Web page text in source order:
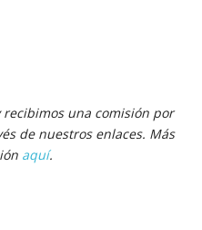
recibimos una comisión por
de nuestros enlaces. Más
aquí.